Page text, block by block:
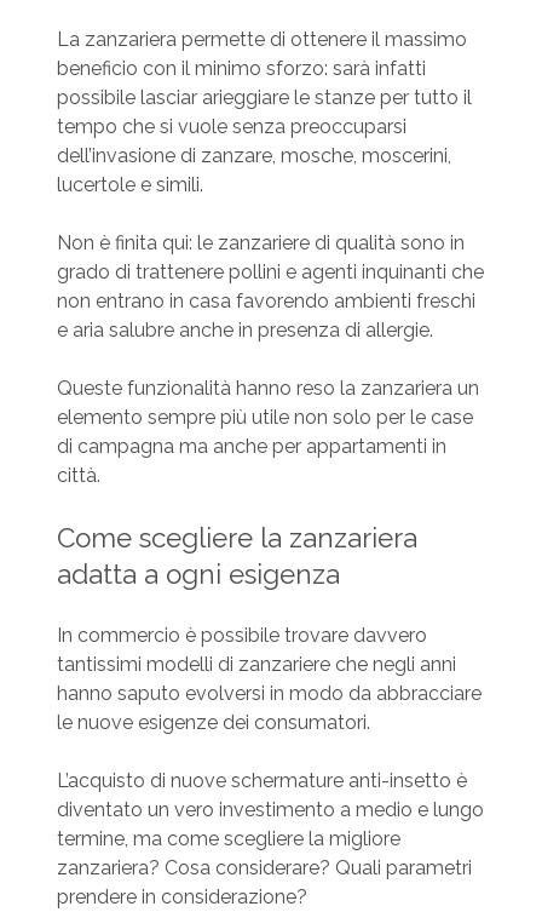
La zanzariera permette di ottenere il massimo
beneficio con il minimo sforzo: sarà infatti
possibile lasciar arieggiare le stanze per tutto il
tempo che si vuole senza preoccuparsi
dell’invasione di zanzare, mosche, moscerini,
lucertole e simili.
Non è finita qui: le zanzariere di qualità sono in
grado di trattenere pollini e agenti inquinanti che
non entrano in casa favorendo ambienti freschi
e aria salubre anche in presenza di allergie.
Queste funzionalità hanno reso la zanzariera un
elemento sempre più utile non solo per le case
di campagna ma anche per appartamenti in
città.
Come scegliere la zanzariera
adatta a ogni esigenza
In commercio è possibile trovare davvero
tantissimi modelli di zanzariere che negli anni
hanno saputo evolversi in modo da abbracciare
le nuove esigenze dei consumatori.
L’acquisto di nuove schermature anti-insetto è
diventato un vero investimento a medio e lungo
termine, ma come scegliere la migliore
zanzariera? Cosa considerare? Quali parametri
prendere in considerazione?